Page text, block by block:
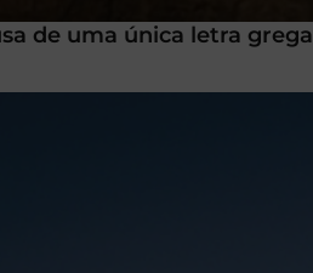
de uma única letra grega